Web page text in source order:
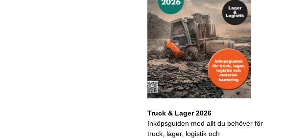
Truck & Lager 2026
Inköpsguiden med allt du behöver för
truck, lager, logistik och